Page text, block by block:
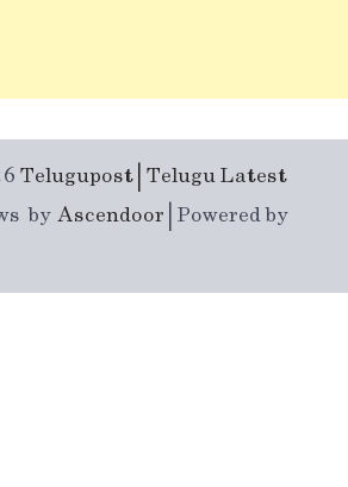
Telugupost | Telugu Latest
byAscendoor | Powered by